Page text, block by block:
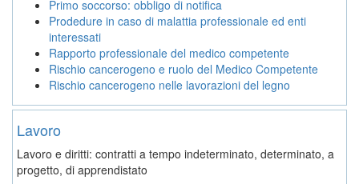
Primo soccorso: obbligo di notifica
Prodedure in caso di malattia professionale ed enti
interessati
Rapporto professionale del medico competente
Rischio cancerogeno e ruolo del Medico Competente
Rischio cancerogeno nelle lavorazioni del legno
Lavoro
Lavoro e diritti: contratti a tempo indeterminato, determinato, a
progetto, di apprendistato